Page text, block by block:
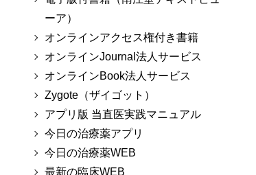
ーア）
オンラインアクセス権付き書籍
オンラインJournal法人サービス
オンラインBook法人サービス
Zygote（ザイゴット）
アプリ版 当直医実践マニュアル
今日の治療薬アプリ
今日の治療薬WEB
最新の臨床WEB